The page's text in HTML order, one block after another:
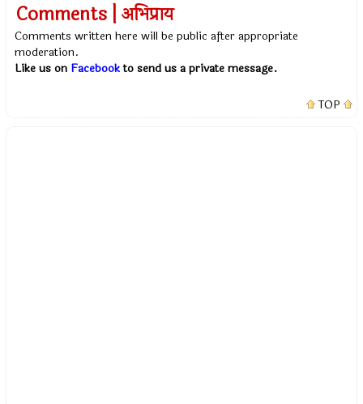
Comments | अभिप्राय
Comments written here will be public after appropriate
moderation.
Like us on Facebookto send us a private message.
TOP